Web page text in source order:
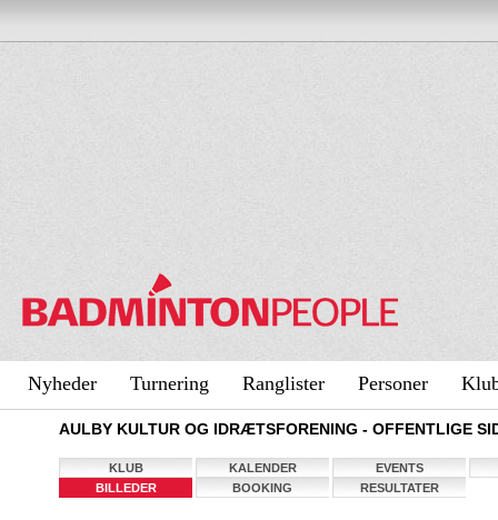
Nyheder Turnering Ranglister Personer
AULBY KULTUR OG IDRÆTSFORENING - OFFENTLIGE
KLUB KALENDER
EVENTS
BILLEDER
BOOKING RESULTATER